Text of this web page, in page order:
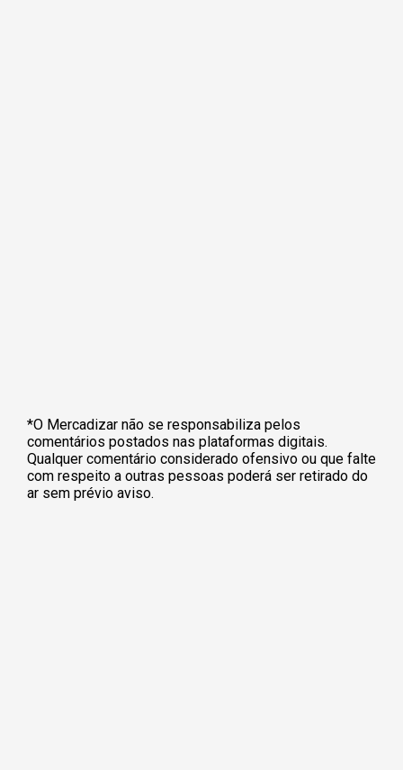
*O Mercadizar não se responsabiliza pelos
comentários postados nas plataformas digitais.
Qualquer comentário considerado ofensivo ou que falte
com respeito a outras pessoas poderá ser retirado do
ar sem prévio aviso.